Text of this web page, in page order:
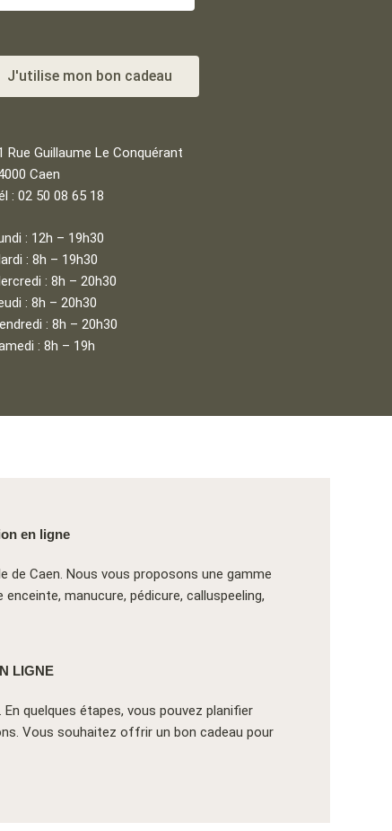
J'utilise mon bon cadeau
Rue Guillaume Le Conquérant
Caen
: 02 50 08 65 18
: 12h – 19h30
: 8h – 19h30
: 8h – 20h30
: 8h – 20h30
: 8h – 20h30
: 8h – 19h
en ligne
Caen. Nous vous proposons une gamme
manucure, pédicure, calluspeeling,
LIGNE
quelques étapes, vous pouvez planifier
Vous souhaitez offrir un bon cadeau pour